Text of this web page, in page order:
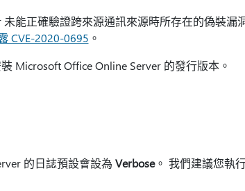
能正確驗證跨來源通訊來源時所存在的偽裝漏
CVE-2020-0695 。
Microsoft Office Online Server 的發行版本。
的日誌預設會設為 Verbose。 我們建議您執